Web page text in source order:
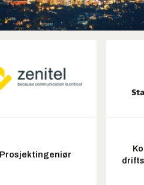
Prosjektingeniør